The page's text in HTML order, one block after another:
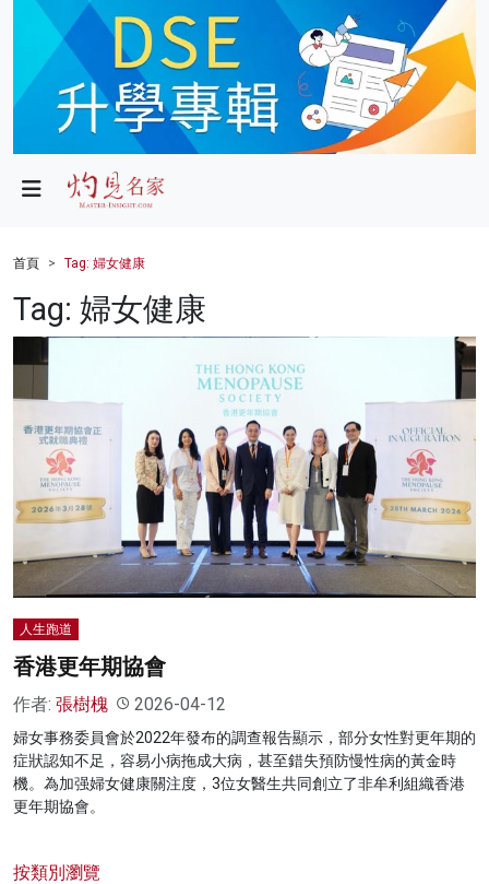
政局
財經
健康
科技
影片
名家榜
灼見活動
首頁 Tag: 婦女健康
Tag: 婦女健康
人生跑道
香港更年期協會
作者: 張樹槐 2026-04-12
婦女事務委員會於2022年發布的調查報告顯示，部分女性對更年期的
症狀認知不足，容易小病拖成大病，甚至錯失預防慢性病的黃金時
機。為加强婦女健康關注度，3位女醫生共同創立了非牟利組織香港
更年期協會。
按類別瀏覽